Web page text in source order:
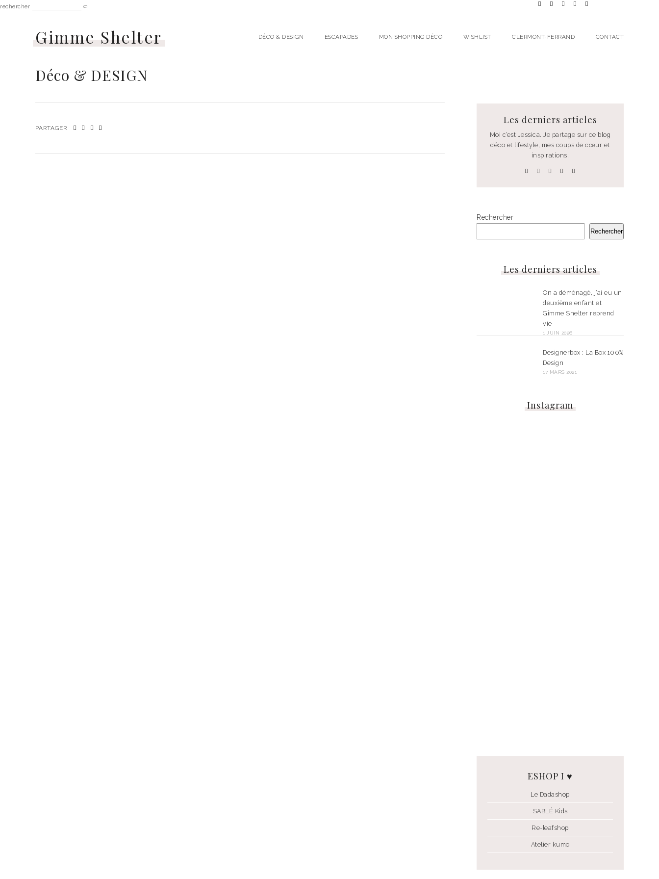
rechercher
Gimme Shelter DÉCO & DESIGN ESCAPADES MON SHOPPING DÉCO WISHLIST CLERMONT-FERRAND CONTACT
Déco & DESIGN
PARTAGER
Les derniers articles
Moi c’est Jessica. Je partage sur ce blog
déco et lifestyle, mes coups de cœur et
inspirations.
Rechercher
Rechercher
Les derniers articles
On a déménagé, j’ai eu un
deuxième enfant et
Gimme Shelter reprend
vie
1 JUIN 2026
Designerbox : La Box 100%
Design
17 MARS 2021
Instagram
ESHOP I ♥
Le Dadashop
SABLÉ Kids
Re-leafshop
Atelier kumo